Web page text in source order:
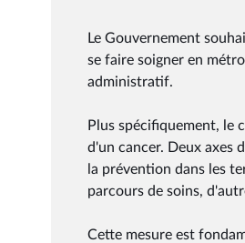
Le Gouvernement
se faire soigner en
administratif.
Plus spécifiquement, le
d'un cancer. Deux axes
la prévention dans les
parcours de soins,
Cette mesure est